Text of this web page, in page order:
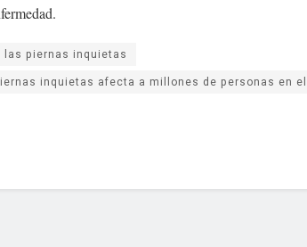
las piernas inquietas
inquietas afecta a millones de personas en